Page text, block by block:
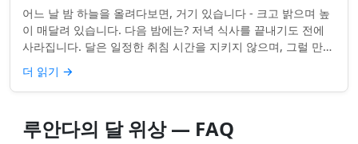
어느 날 밤 하늘을 올려다보면, 거기 있습니다 - 크고 밝으며 높
이 매달려 있습니다. 다음 밤에는? 저녁 식사를 끝내기도 전에
사라집니다. 달은 일정한 취침 시간을 지키지 않으며, 그럴 만한
좋은 이유가 있습니다. ...
더 읽기 →
루안다의 달 위상 — FAQ